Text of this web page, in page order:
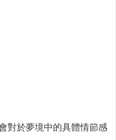
對於夢境中的具體情節感